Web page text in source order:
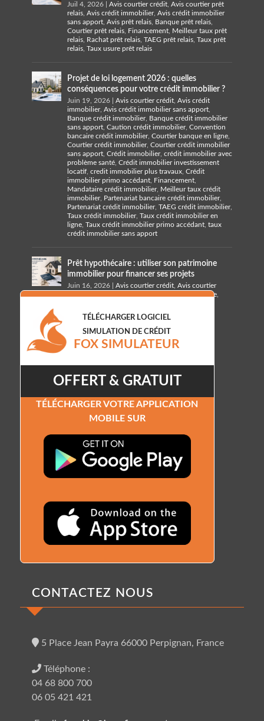
Juil 4, 2026| Avis courtier crédit, Avis courtier prêt
relais, Avis crédit immobilier, Avis crédit immobilier
sans apport, Avis prêt relais, Banque prêt relais,
Courtier prêt relais, Financement,
Meilleur taux prêt
relais, Rachat prêt relais, TAEG prêt relais, Taux prêt
relais, Taux usure prêt relais
Projet de loi logement 2026 : quelles
conséquences pour votre crédit immobilier ?
Juin 19, 2026| Avis courtier crédit, Avis crédit
immobilier, Avis crédit immobilier sans apport,
Banque crédit immobilier, Banque crédit immobilier
sans apport, Caution crédit immobilier, Convention
bancaire crédit immobilier, Courtier banque en ligne,
Courtier crédit immobilier, Courtier crédit immobilier
sans apport, Crédit immobilier, crédit immobilier avec
problème santé, Crédit immobilier investissement
locatif, credit immobilier plus travaux, Crédit
immobilier primo accédant, Financement,
Mandataire crédit immobilier, Meilleur taux crédit
immobilier, Partenariat bancaire crédit immobilier,
Partenariat crédit immobilier, TAEG crédit immobilier,
Taux crédit immobilier, Taux crédit immobilier en
ligne, Taux crédit immobilier primo accédant, taux
crédit immobilier sans apport
Prêt hypothécaire : utiliser son patrimoine
immobilier pour financer ses projets
Juin 16, 2026| Avis courtier crédit, Avis courtier
Banque crédit hypothécaire,
hypothécaire
TÉLÉCHARGER LOGICIEL
SIMULATION DE CRÉDIT
FOX SIMULATEUR
OFFERT & GRATUIT
TÉLÉCHARGER VOTRE APPLICATION
MOBILE SUR
CONTACTEZ NOUS
5 Place Jean Payra 66000 Perpignan, France
Téléphone :
04 68 800 700
06 05 421 421